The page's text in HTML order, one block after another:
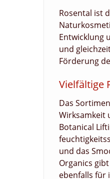
Rosental ist
Entwicklung
und
Förderung
Vielfältige
Das
Wirksamkeit
Botanical
und das
Organics
ebenfalls für